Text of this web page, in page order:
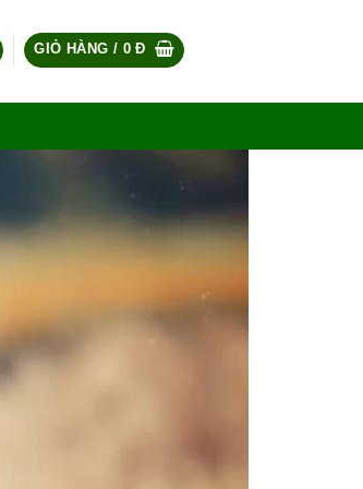
GIỎ HÀNG / 0Đ